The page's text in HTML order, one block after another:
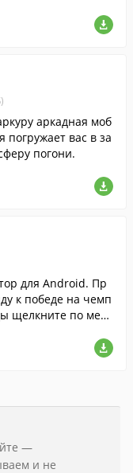
аркадная моб
погружает вас в за
погони.
для Android. Пр
к победе на чемп
щелкните по мест
—
и не